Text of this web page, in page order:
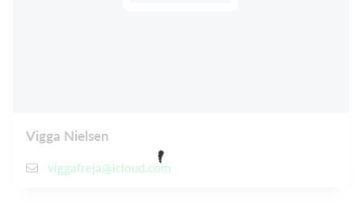
Vigga Nielsen
viggafreja@icloud.com